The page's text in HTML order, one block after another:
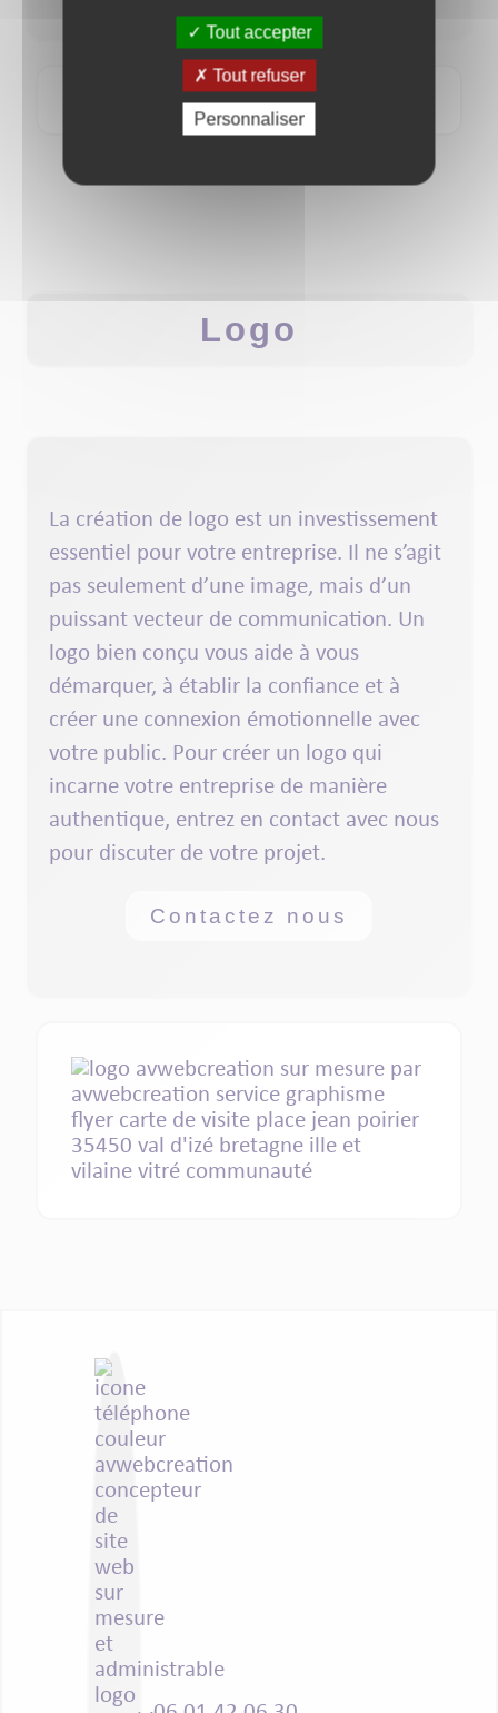
Logo
La création de logo est un investissement
essentiel pour votre entreprise. Il ne s’agit
pas seulement d’une image, mais d’un
puissant vecteur de communication. Un
logo bien conçu vous aide à vous
démarquer, à établir la confiance et à
créer une connexion émotionnelle avec
votre public. Pour créer un logo qui
incarne votre entreprise de manière
authentique, entrez en contact avec nous
pour discuter de votre projet.
Contactez nous
Tout accepter
Tout refuser
Personnaliser